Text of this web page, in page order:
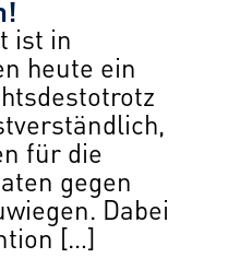
ist in
heute ein
für die
gegen
Dabei
[…]